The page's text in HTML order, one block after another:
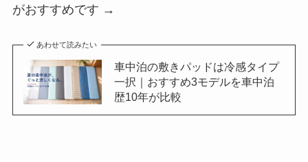
がおすすめです →
あわせて読みたい
車中泊の敷きパッドは冷感タイプ
一択｜おすすめ3モデルを車中泊
歴10年が比較